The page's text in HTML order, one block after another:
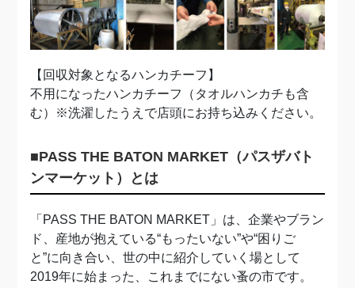
【回収対象となるハンカチーフ】
不用になったハンカチーフ（タオルハンカチも含
む）※洗濯したうえで店頭にお持ち込みください。
■PASS THE BATON MARKET（パスザバト
ンマーケット）とは
「PASS THE BATON MARKET」は、企業やブラン
ド、産地が抱えている“もったいない”や“困りご
と”に向き合い、世の中に紹介していく場として
2019年に始まった、これまでにない蚤の市です。